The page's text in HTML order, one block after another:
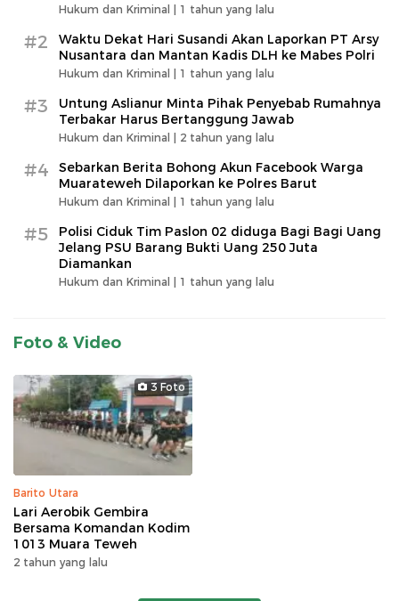
Hukum dan Kriminal | 1 tahun yang lalu
#2
Waktu Dekat Hari Susandi Akan Laporkan PT Arsy
Nusantara dan Mantan Kadis DLH ke Mabes Polri
Hukum dan Kriminal | 1 tahun yang lalu
#3
Untung Aslianur Minta Pihak Penyebab Rumahnya
Terbakar Harus Bertanggung Jawab
Hukum dan Kriminal | 2 tahun yang lalu
#4
Sebarkan Berita Bohong Akun Facebook Warga
Muarateweh Dilaporkan ke Polres Barut
Hukum dan Kriminal | 1 tahun yang lalu
#5
Polisi Ciduk Tim Paslon 02 diduga Bagi Bagi Uang
Jelang PSU Barang Bukti Uang 250 Juta
Diamankan
Hukum dan Kriminal | 1 tahun yang lalu
Foto & Video
3 Foto
Barito Utara
Lari Aerobik Gembira
Bersama Komandan Kodim
1013 Muara Teweh
2 tahun yang lalu